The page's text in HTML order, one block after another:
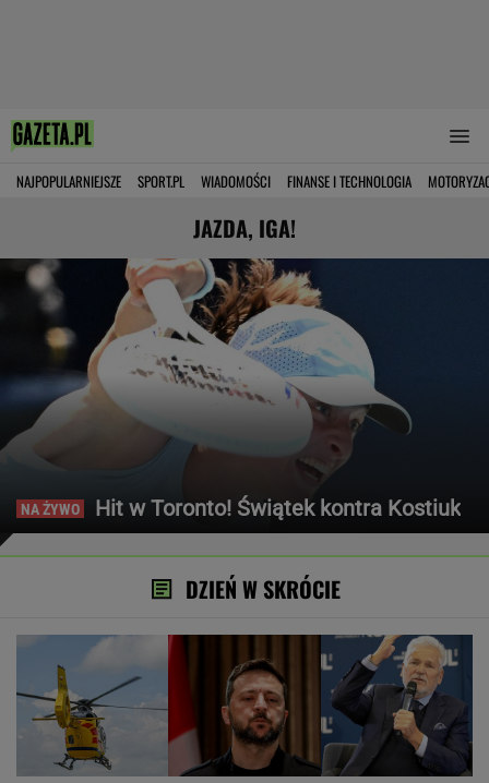
NAJPOPULARNIEJSZE SPORT.PL WIADOMOŚCI FINANSE I TECHNOLOGIA
JAZDA, IGA!
Hit w Toronto! Świątek kontra Kostiuk
DZIEŃ W SKRÓCIE